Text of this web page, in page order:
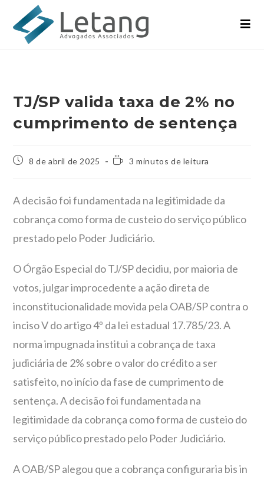
TJ/SP valida taxa de 2% no
cumprimento de sentença
8 de abril de 2025 3 minutos de leitura
A decisão foi fundamentada na legitimidade da
cobrança como forma de custeio do serviço público
prestado pelo Poder Judiciário.
O Órgão Especial do TJ/SP decidiu, por maioria de
votos, julgar improcedente a ação direta de
inconstitucionalidade movida pela OAB/SP contra o
inciso V do artigo 4º da lei estadual 17.785/23. A
norma impugnada institui a cobrança de taxa
judiciária de 2% sobre o valor do crédito a ser
satisfeito, no início da fase de cumprimento de
sentença. A decisão foi fundamentada na
legitimidade da cobrança como forma de custeio do
serviço público prestado pelo Poder Judiciário.
A OAB/SP alegou que a cobrança configuraria bis in